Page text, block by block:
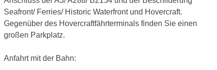
Seafront/ Ferries/ Historic Waterfront und Hovercraft.
Gegenüber des Hovercraftfährterminals finden Sie einen
großen Parkplatz.
Anfahrt mit der Bahn: